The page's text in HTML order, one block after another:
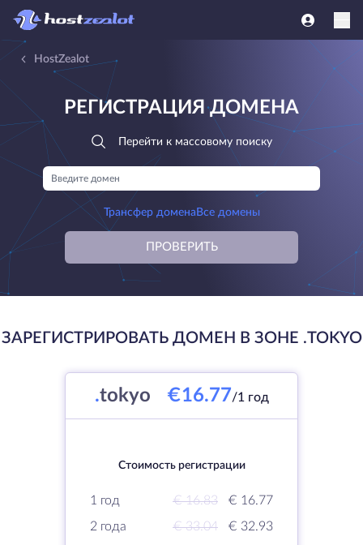
HostZealot
РЕГИСТРАЦИЯ ДОМЕНА
Перейти к массовому поиску
Трансфер домена Все домены
ПРОВЕРИТЬ
ЗАРЕГИСТРИРОВАТЬ ДОМЕН В ЗОНЕ .TOKYO
.tokyo €16.77/1 год
Стоимость регистрации
1 год € 16.83
€ 16.77
2 года
€ 33.04
€ 32.93